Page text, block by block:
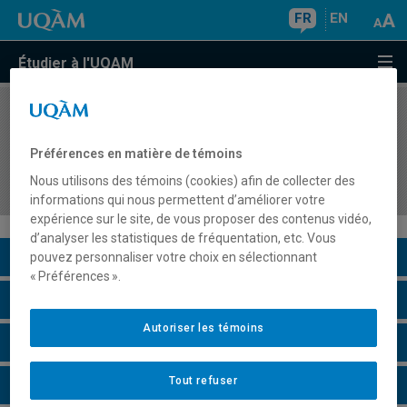
FR EN
Étudier à l'UQAM
COURS//
communication de la performance sociale des
organisations
Description du cours
Horaire - Automne 2026
Préférences en matière de témoins
Nous utilisons des témoins (cookies) afin de collecter des
informations qui nous permettent d’améliorer votre
expérience sur le site, de vous proposer des contenus vidéo,
d’analyser les statistiques de fréquentation, etc. Vous
pouvez personnaliser votre choix en sélectionnant
« Préférences ».
Tout refuser
Autoriser les témoins